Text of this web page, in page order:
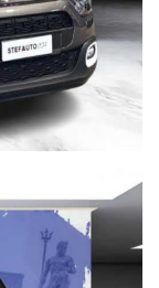
non
anti
diversi portali.
in alcun modo
possibile